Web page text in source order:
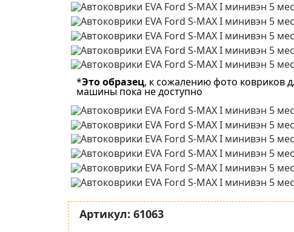
*Это образец, к сожалению фото ковриков
машины пока не доступно
Артикул: 61063